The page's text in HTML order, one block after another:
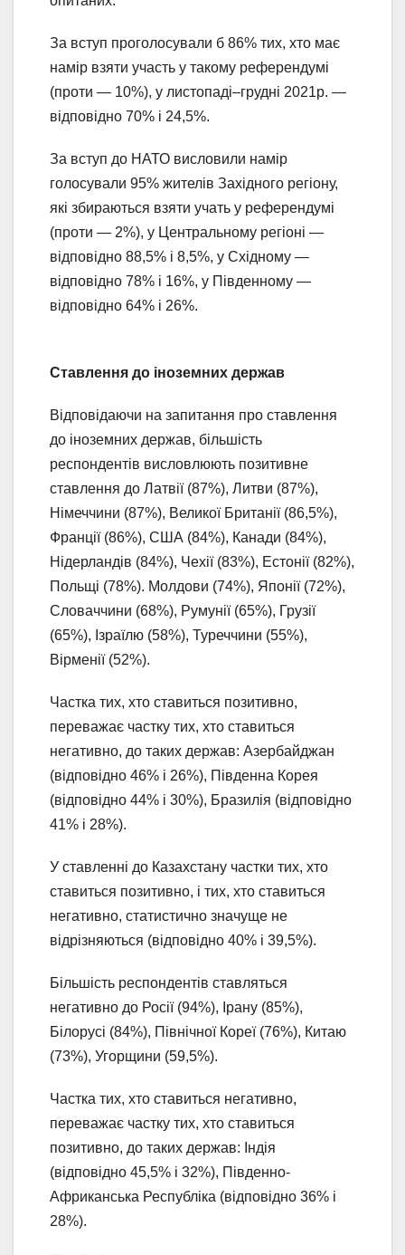
За вступ проголосували б 86% тих, хто має
намір взяти участь у такому референдумі
(проти — 10%), у листопаді–грудні 2021р. —
відповідно 70% і 24,5%.
За вступ до НАТО висловили намір
голосували 95% жителів Західного регіону,
які збираються взяти учать у референдумі
(проти — 2%), у Центральному регіоні —
відповідно 88,5% і 8,5%, у Східному —
відповідно 78% і 16%, у Південному —
відповідно 64% і 26%.
Ставлення до іноземних держав
Відповідаючи на запитання про ставлення
до іноземних держав, більшість
респондентів висловлюють позитивне
ставлення до Латвії (87%), Литви (87%),
Німеччини (87%), Великої Британії (86,5%),
Франції (86%), США (84%), Канади (84%),
Нідерландів (84%), Чехії (83%), Естонії (82%),
Польщі (78%). Молдови (74%), Японії (72%),
Словаччини (68%), Румунії (65%), Грузії
(65%), Ізраїлю (58%), Туреччини (55%),
Вірменії (52%).
Частка тих, хто ставиться позитивно,
переважає частку тих, хто ставиться
негативно, до таких держав: Азербайджан
(відповідно 46% і 26%), Південна Корея
(відповідно 44% і 30%), Бразилія (відповідно
41% і 28%).
У ставленні до Казахстану частки тих, хто
ставиться позитивно, і тих, хто ставиться
негативно, статистично значуще не
відрізняються (відповідно 40% і 39,5%).
Більшість респондентів ставляться
негативно до Росії (94%), Ірану (85%),
Білорусі (84%), Північної Кореї (76%), Китаю
(73%), Угорщини (59,5%).
Частка тих, хто ставиться негативно,
переважає частку тих, хто ставиться
позитивно, до таких держав: Індія
(відповідно 45,5% і 32%), Південно-
Африканська Республіка (відповідно 36% і
28%).